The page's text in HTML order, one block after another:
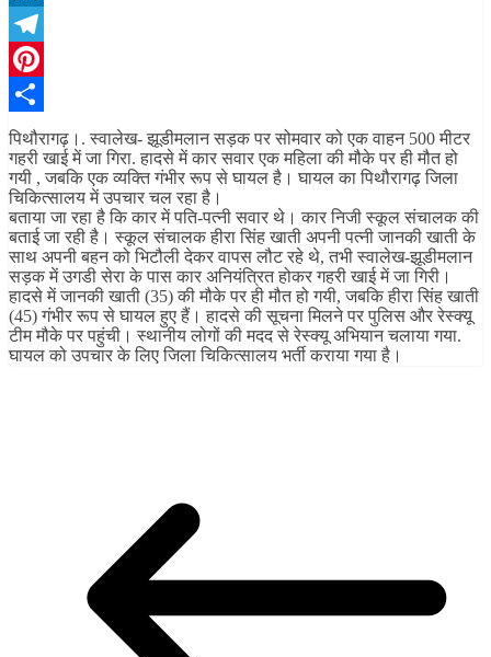
LinkedIn
Telegram
Pinterest
Share
पिथौरागढ़।. स्वालेख- झूडीमलान सड़क पर सोमवार को एक वाहन 500 मीटर
गहरी खाई में जा गिरा. हादसे में कार सवार एक महिला की मौके पर ही मौत हो
गयी , जबकि एक व्यक्ति गंभीर रूप से घायल है। घायल का पिथौरागढ़ जिला
चिकित्सालय में उपचार चल रहा है।
बताया जा रहा है कि कार में पति-पत्नी सवार थे। कार निजी स्कूल संचालक की
बताई जा रही है। स्कूल संचालक हीरा सिंह खाती अपनी पत्नी जानकी खाती के
साथ अपनी बहन को भिटौली देकर वापस लौट रहे थे, तभी स्वालेख-झूडीमलान
सड़क में उगडी सेरा के पास कार अनियंत्रित होकर गहरी खाई में जा गिरी।
हादसे में जानकी खाती (35) की मौके पर ही मौत हो गयी, जबकि हीरा सिंह खाती
(45) गंभीर रूप से घायल हुए हैं। हादसे की सूचना मिलने पर पुलिस और रेस्क्यू
टीम मौके पर पहुंची। स्थानीय लोगों की मदद से रेस्क्यू अभियान चलाया गया.
घायल को उपचार के लिए जिला चिकित्सालय भर्ती कराया गया है।